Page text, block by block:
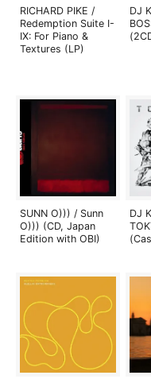
RICHARD PIKE /
Redemption Suite I-
IX: For Piano &
Textures (LP)
DJ
SUNN O))) / Sunn
O))) (CD, Japan
Edition with OBI)
DJ